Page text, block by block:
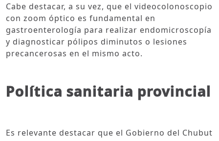
Cabe destacar, a su vez, que el videocolonoscopio
con zoom óptico es fundamental en
gastroenterología para realizar endomicroscopía
y diagnosticar pólipos diminutos o lesiones
precancerosas en el mismo acto.
Política sanitaria provincial
Es relevante destacar que el Gobierno del Chubut